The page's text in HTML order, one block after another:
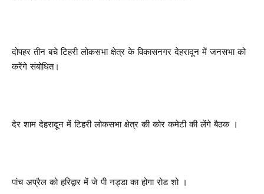
दोपहर तीन बचे टिहरी लोकसभा क्षेत्र के विकासनगर देहरादून में जनसभा को
करेंगे संबोधित।
देर शाम देहरादून में टिहरी लोकसभा क्षेत्र की कोर कमेटी की लेंगे बैठक ।
पांच अप्रैल को हरिद्वार में जे पी नड्डा का होगा रोड शो ।